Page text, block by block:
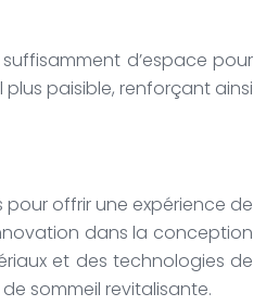
d’espace pour
paisible, renforçant ainsi
offrir une expérience de
dans la conception
et des technologies de
sommeil revitalisante.